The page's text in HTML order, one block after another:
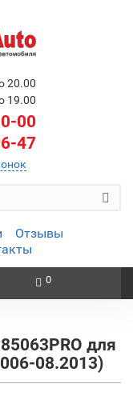
20.00
19.00
00
47
Отзывы
0
для
08.2013)